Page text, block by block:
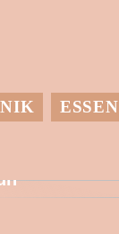
ESSEN
einer